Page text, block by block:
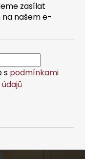
zasílat
našem e-
s podmínkami